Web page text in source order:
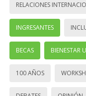
RELACIONES
INGRESANTES
BECAS BIENESTAR
100 AÑOS